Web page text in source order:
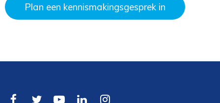
Plan een kennismakingsgesprek in